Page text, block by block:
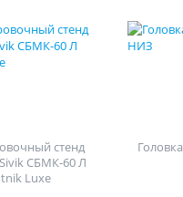
стенд
СБМК-60 Л
Luxe